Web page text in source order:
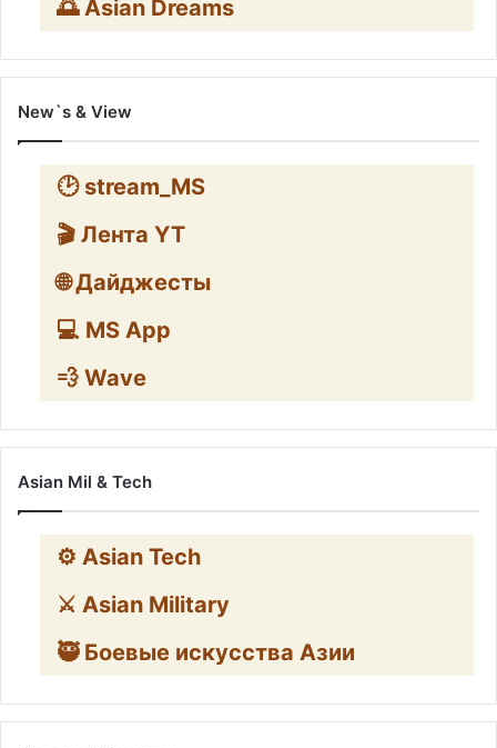
🌅 Asian Dreams
New`s & View
🕑 stream_MS
🎬 Лента YT
🌐 Дайджесты
💻 MS App
💨 Wave
Asian Mil & Tech
⚙️ Asian Tech
⚔️ Asian Military
🥷 Боевые искусства Азии